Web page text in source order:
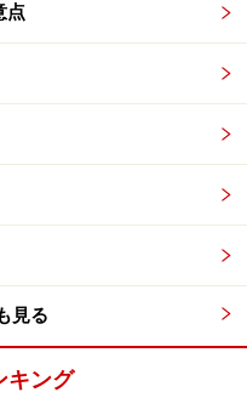
点
見る
キング